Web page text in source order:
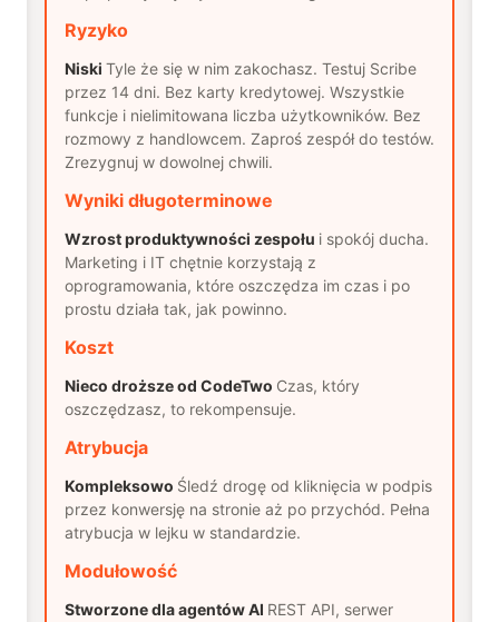
Ryzyko
Niski Tyle że się w nim zakochasz. Testuj Scribe
przez 14 dni. Bez karty kredytowej. Wszystkie
funkcje i nielimitowana liczba użytkowników. Bez
rozmowy z handlowcem. Zaproś zespół do testów.
Zrezygnuj w dowolnej chwili.
Wyniki długoterminowe
Wzrost produktywności zespołu i spokój ducha.
Marketing i IT chętnie korzystają z
oprogramowania, które oszczędza im czas i po
prostu działa tak, jak powinno.
Koszt
Nieco droższe od CodeTwo Czas, który
oszczędzasz, to rekompensuje.
Atrybucja
Kompleksowo Śledź drogę od kliknięcia w podpis
przez konwersję na stronie aż po przychód. Pełna
atrybucja w lejku w standardzie.
Modułowość
Stworzone dla agentów AI REST API, serwer